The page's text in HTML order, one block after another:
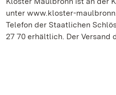
unter www.kloster-
Telefon der Staatlichen
27 70 erhältlich. Der Versand